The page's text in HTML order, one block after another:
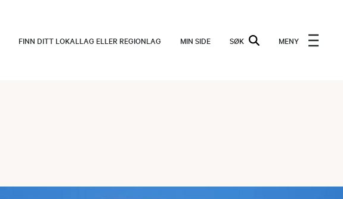
FINN DITT LOKALLAG ELLER REGIONLAG MIN SIDE SØK MENY